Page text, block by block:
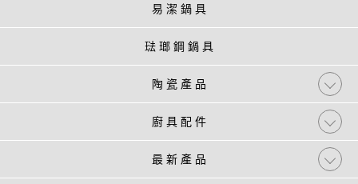
易 潔 鍋 具
琺 瑯 鋼 鍋 具
陶 瓷 產 品
廚 具 配 件
最 新 產 品